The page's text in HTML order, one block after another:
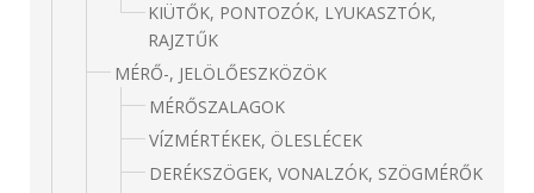
KIÜTŐK, PONTOZÓK, LYUKASZTÓK,
RAJZTŰK
MÉRŐ-, JELÖLŐESZKÖZÖK
MÉRŐSZALAGOK
VÍZMÉRTÉKEK, ÖLESLÉCEK
DERÉKSZÖGEK, VONALZÓK, SZÖGMÉRŐK